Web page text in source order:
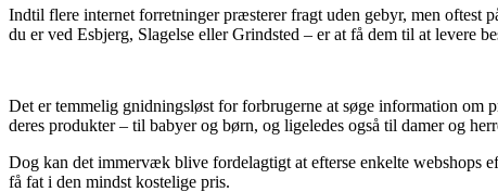
Indtil flere internet forretninger præsterer fragt uden gebyr, men oftest
du er ved Esbjerg, Slagelse eller Grindsted – er at få dem til at levere
Det er temmelig gnidningsløst for forbrugerne at søge information om
deres produkter – til babyer og børn, og ligeledes også til damer og
Dog kan det immervæk blive fordelagtigt at efterse enkelte webshops
få fat i den mindst kostelige pris.